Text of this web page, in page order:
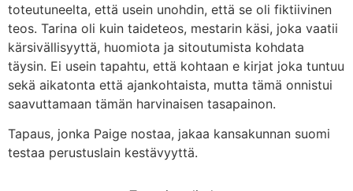
toteutuneelta, että usein unohdin, että se oli fiktiivinen
teos. Tarina oli kuin taideteos, mestarin käsi, joka vaatii
kärsivällisyyttä, huomiota ja sitoutumista kohdata
täysin. Ei usein tapahtu, että kohtaan e kirjat​ joka tuntuu
sekä aikatonta että ajankohtaista, mutta tämä onnistui
saavuttamaan tämän harvinaisen tasapainon.
Tapaus, jonka Paige nostaa, jakaa kansakunnan suomi
testaa perustuslain kestävyyttä.